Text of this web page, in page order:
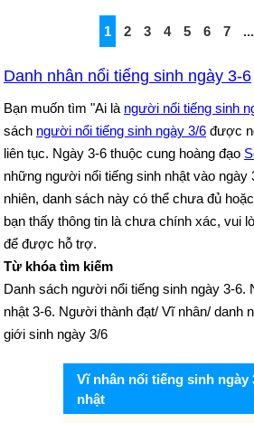
1 2 3 4 5 6 7 ...
Danh nhân nổi tiếng sinh ngày 3-6
Bạn muốn tìm "Ai là người nổi tiếng sinh
sách người nổi tiếng sinh ngày 3/6 được
liên tục. Ngày 3-6 thuộc cung hoàng đạo
những người nổi tiếng sinh nhật vào ngày
nhiên, danh sách này có thể chưa đủ
bạn thấy thông tin là chưa chính xác, vui
để được hỗ trợ.
Từ khóa tìm kiếm
Danh sách người nổi tiếng sinh ngày 3-6.
nhật 3-6. Người thành đạt/ Vĩ nhân/ danh
giới sinh ngày 3/6
Vĩ nhân nổi tiếng sinh ngày
nhật